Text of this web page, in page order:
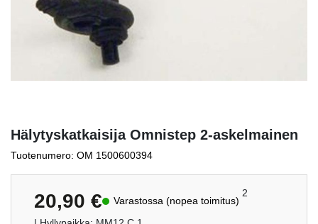
Hälytyskatkaisija Omnistep 2-askelmainen
Tuotenumero: OM 1500600394
20,90 € Varastossa (nopea toimitus)
2